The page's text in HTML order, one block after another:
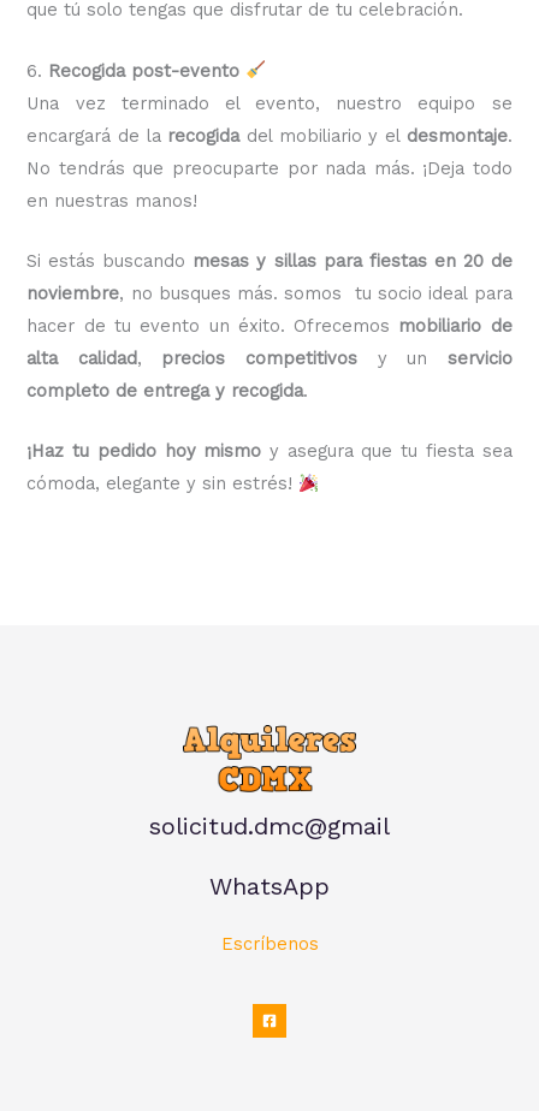
que tú solo tengas que disfrutar de tu celebración.
6. Recogida post-evento
Una vez terminado el evento, nuestro equipo se
encargará de la recogidadel mobiliario y el desmontaje.
No tendrás que preocuparte por nada más. ¡Deja todo
en nuestras manos!
Si estás buscando mesas y sillas para fiestas en 20 de
noviembre, no busques más. somos tu socio ideal para
hacer de tu evento un éxito. Ofrecemos mobiliario de
alta calidad, precios competitivos y un servicio
completo de entrega y recogida.
¡Haz tu pedido hoy mismo y asegura que tu fiesta sea
cómoda, elegante y sin estrés!
solicitud.dmc@gmail
WhatsApp
Escríbenos